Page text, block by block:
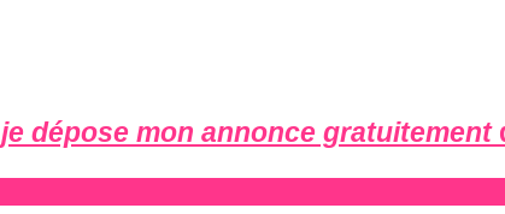
je dépose mon annonce gratuitement